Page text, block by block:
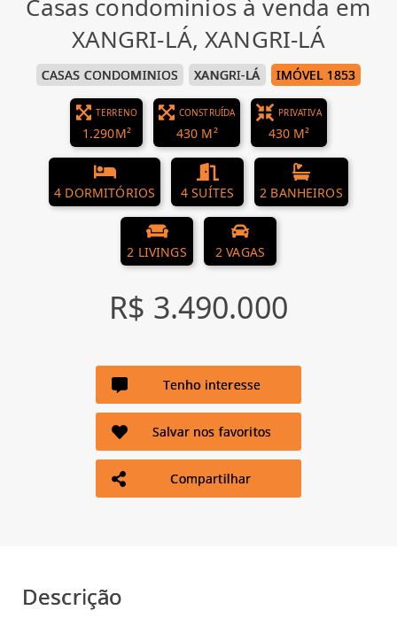
Casas condominios à venda em
XANGRI-LÁ, XANGRI-LÁ
CASAS CONDOMINIOS XANGRI-LÁ IMÓVEL 1853
TERRENO
1.290M²
CONSTRUÍDA
430 M²
PRIVATIVA
430 M²
4 DORMITÓRIOS 4 SUÍTES 2 BANHEIROS
2 LIVINGS 2 VAGAS
R$ 3.490.000
Tenho interesse
Salvar nos favoritos
Compartilhar
Descrição